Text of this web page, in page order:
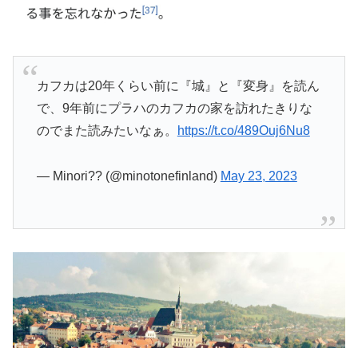
カフカは20年くらい前に『城』と『変身』を読ん
で、9年前にプラハのカフカの家を訪れたきりな
のでまた読みたいなぁ。
https://t.co/489Ouj6Nu8
— Minori?? (@minotonefinland) May 23, 2023